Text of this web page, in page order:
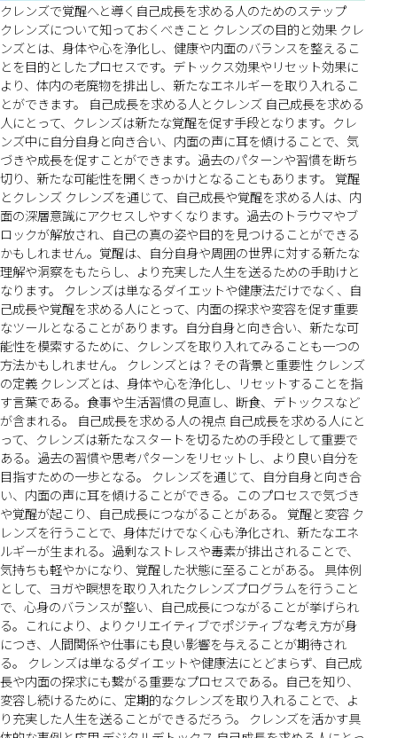
クレンズで覚醒へと導く自己成長を求める人のためのステップ
クレンズについて知っておくべきこと クレンズの目的と効果 クレ
ンズとは、身体や心を浄化し、健康や内面のバランスを整えるこ
とを目的としたプロセスです。デトックス効果やリセット効果に
より、体内の老廃物を排出し、新たなエネルギーを取り入れるこ
とができます。 自己成長を求める人とクレンズ 自己成長を求める
人にとって、クレンズは新たな覚醒を促す手段となります。クレ
ンズ中に自分自身と向き合い、内面の声に耳を傾けることで、気
づきや成長を促すことができます。過去のパターンや習慣を断ち
切り、新たな可能性を開くきっかけとなることもあります。 覚醒
とクレンズ クレンズを通じて、自己成長や覚醒を求める人は、内
面の深層意識にアクセスしやすくなります。過去のトラウマやブ
ロックが解放され、自己の真の姿や目的を見つけることができる
かもしれません。覚醒は、自分自身や周囲の世界に対する新たな
理解や洞察をもたらし、より充実した人生を送るための手助けと
なります。 クレンズは単なるダイエットや健康法だけでなく、自
己成長や覚醒を求める人にとって、内面の探求や変容を促す重要
なツールとなることがあります。自分自身と向き合い、新たな可
能性を模索するために、クレンズを取り入れてみることも一つの
方法かもしれません。 クレンズとは？その背景と重要性 クレンズ
の定義 クレンズとは、身体や心を浄化し、リセットすることを指
す言葉である。食事や生活習慣の見直し、断食、デトックスなど
が含まれる。 自己成長を求める人の視点 自己成長を求める人にと
って、クレンズは新たなスタートを切るための手段として重要で
ある。過去の習慣や思考パターンをリセットし、より良い自分を
目指すための一歩となる。 クレンズを通じて、自分自身と向き合
い、内面の声に耳を傾けることができる。このプロセスで気づき
や覚醒が起こり、自己成長につながることがある。 覚醒と変容 ク
レンズを行うことで、身体だけでなく心も浄化され、新たなエネ
ルギーが生まれる。過剰なストレスや毒素が排出されることで、
気持ちも軽やかになり、覚醒した状態に至ることがある。 具体例
として、ヨガや瞑想を取り入れたクレンズプログラムを行うこと
で、心身のバランスが整い、自己成長につながることが挙げられ
る。これにより、よりクリエイティブでポジティブな考え方が身
につき、人間関係や仕事にも良い影響を与えることが期待され
る。 クレンズは単なるダイエットや健康法にとどまらず、自己成
長や内面の探求にも繋がる重要なプロセスである。自己を知り、
変容し続けるために、定期的なクレンズを取り入れることで、よ
り充実した人生を送ることができるだろう。 クレンズを活かす具